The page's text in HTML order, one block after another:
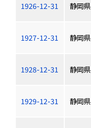
1926-12-31 静岡県
1927-12-31 静岡県
1928-12-31 静岡県
1929-12-31 静岡県